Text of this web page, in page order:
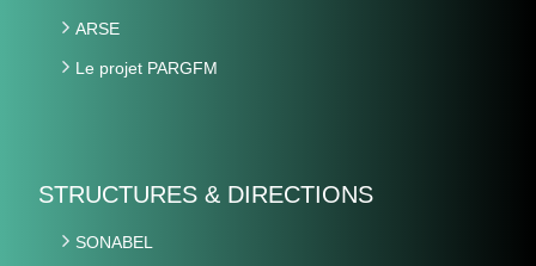
ARSE
Le projet PARGFM
STRUCTURES & DIRECTIONS
SONABEL